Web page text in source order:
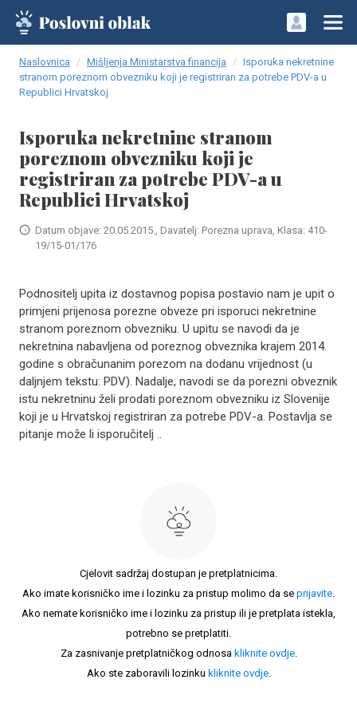
Naslovnica Mišljenja Ministarstva financija
Isporuka nekretnine
stranom poreznom obvezniku koji je registriran za potrebe PDV-a u
Republici Hrvatskoj
Isporuka nekretnine stranom
poreznom obvezniku koji je
registriran za potrebe PDV-a u
Republici Hrvatskoj
Datum objave: 20.05.2015., Davatelj: Porezna uprava, Klasa: 410-
19/15-01/176
Podnositelj upita iz dostavnog popisa postavio nam je upit o
primjeni prijenosa porezne obveze pri isporuci nekretnine
stranom poreznom obvezniku. U upitu se navodi da je
nekretnina nabavljena od poreznog obveznika krajem 2014.
godine s obračunanim porezom na dodanu vrijednost (u
daljnjem tekstu: PDV). Nadalje, navodi se da porezni obveznik
istu nekretninu želi prodati poreznom obvezniku iz Slovenije
koji je u Hrvatskoj registriran za potrebe PDV-a. Postavlja se
pitanje može li isporučitelj ..
Cjelovit sadržaj dostupan je pretplatnicima.
Ako imate korisničko ime i lozinku za pristup molimo da se prijavite.
Ako nemate korisničko ime i lozinku za pristup ili je pretplata istekla,
potrebno se pretplatiti.
Za zasnivanje pretplatničkog odnosa kliknite ovdje.
Ako ste zaboravili lozinku kliknite ovdje.